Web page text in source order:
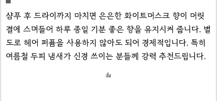
샴푸 후 드라이까지 마치면 은은한 화이트머스크 향이 머릿
결에 스며들어 하루 종일 기분 좋은 향을 유지시켜 줍니다. 별
도로 헤어 퍼퓸을 사용하지 않아도 되어 경제적입니다. 특히
여름철 두피 냄새가 신경 쓰이는 분들께 강력 추천드립니다.